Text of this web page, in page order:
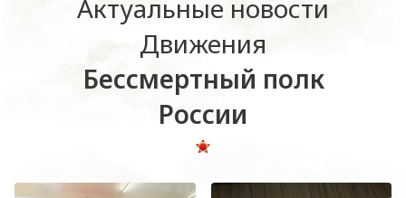
Актуальные новости
Движения
Бессмертный полк
России